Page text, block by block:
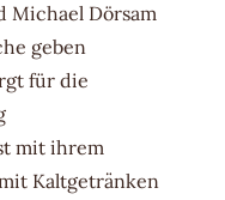
Michael Dörsam
geben
für die
mit ihrem
Kaltgetränken